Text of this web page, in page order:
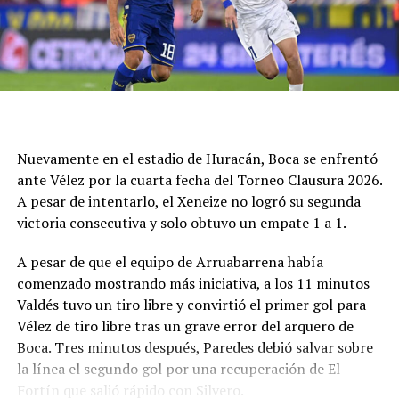
pero no podían y sólo inquietaron con un cabezazo de
Cucchi que controló con esfuerzo Fernández.
La necesidad hizo que Círculo no pudiera defenderse
tanto con la pelota y sufrió por una desventaja corta,
buscar algo en dos fechas como visitante, frente a
Deportivo Rincón el miércoles y luego en San Luis ante
Juventud Unida Universitario.
Síntesis
Círculo Deportivo (1): Pedro Fernández; Julián Vílchez,
Facundo Rojas, Jano Martínez y Rodrigo Torres; Joaquín
Bassani, Francisco Grahl, Ramiro Banchio y Marco
Campagnaro; Rodrigo Juárez y Vicente Barberini. DT:
Duilio Botella.
Nuevamente en el estadio de Huracán, Boca se enfrentó
ante Vélez por la cuarta fecha del Torneo Clausura 2026.
A pesar de intentarlo, el Xeneize no logró su segunda
victoria consecutiva y solo obtuvo un empate 1 a 1.
A pesar de que el equipo de Arruabarrena había
comenzado mostrando más iniciativa, a los 11 minutos
Valdés tuvo un tiro libre y convirtió el primer gol para
Vélez de tiro libre tras un grave error del arquero de
Boca. Tres minutos después, Paredes debió salvar sobre
la línea el segundo gol por una recuperación de El
Fortín que salió rápido con Silvero.